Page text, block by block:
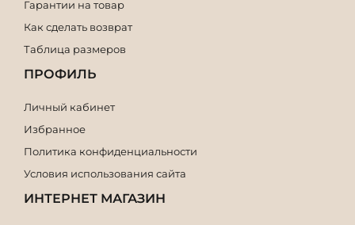
Гарантии на товар
Как сделать возврат
Таблица размеров
ПРОФИЛЬ
Личный кабинет
Избранное
Политика конфиденциальности
Условия использования сайта
ИНТЕРНЕТ МАГАЗИН